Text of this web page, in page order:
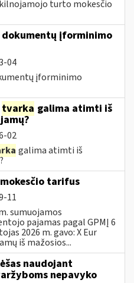
turto mokesčio
dokumentų įforminimo
04
įforminimo
tvarka galima atimti iš
02
galima atimti iš
tarifus
11
sumuojamos
pajamas pagal GPMĮ 6
2026 m. gavo: X Eur
iš mažosios...
naudojant
nepavyko